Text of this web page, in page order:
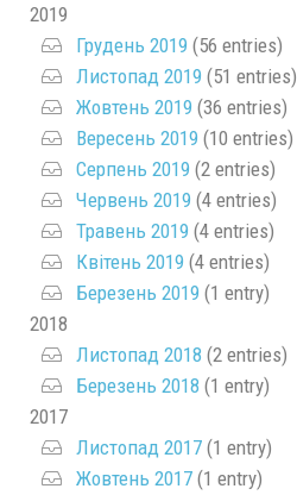
2019
Грудень 2019 (56 entries)
Листопад 2019 (51 entries)
Жовтень 2019 (36 entries)
Вересень 2019 (10 entries)
Серпень 2019 (2 entries)
Червень 2019 (4 entries)
Травень 2019 (4 entries)
Квітень 2019 (4 entries)
Березень 2019 (1 entry)
2018
Листопад 2018 (2 entries)
Березень 2018 (1 entry)
2017
Листопад 2017 (1 entry)
Жовтень 2017 (1 entry)